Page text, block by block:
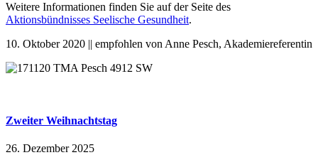
Weitere Informationen finden Sie auf der Seite des
Aktionsbündnisses Seelische Gesundheit.
10. Oktober 2020 || empfohlen von Anne Pesch, Akademiereferentin
Zweiter Weihnachtstag
26. Dezember 2025